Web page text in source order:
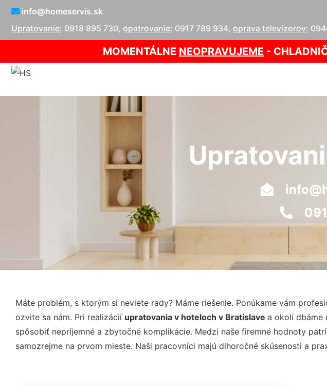
info@homeservis.sk
Upratovanie: 0918 895 730, opatrovanie: 0917 789 934, oprava televízorov:
MOMENTÁLNE NEOPRAVUJEME -
Máte problém, s ktorým si neviete rady? Máme riešenie. Ponúkame vám
ozvite sa nám. Pri realizácií upratovania v hoteloch v Bratislave a okolí dbáme
spôsobiť nepríjemné a zbytočné komplikácie. Medzi naše firemné hodnoty
samozrejme na prvom mieste. Naši pracovníci majú dlhoročné skúsenosti a